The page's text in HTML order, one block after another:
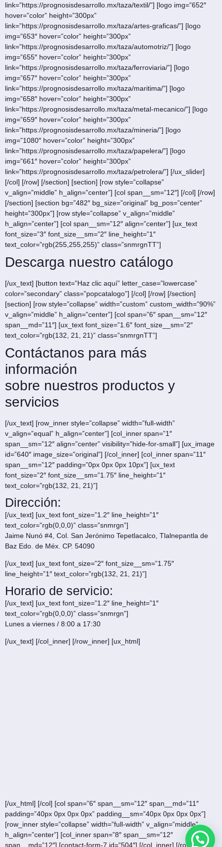
link=”https://prognosisdesarrollo.mx/taza/textil/”] [logo img=”652″
hover=”color” height=”300px”
link=”https://prognosisdesarrollo.mx/taza/artes-graficas/”] [logo
img=”653″ hover=”color” height=”300px”
link=”https://prognosisdesarrollo.mx/taza/automotriz/”] [logo
img=”655″ hover=”color” height=”300px”
link=”https://prognosisdesarrollo.mx/taza/ferroviaria/”] [logo
img=”657″ hover=”color” height=”300px”
link=”https://prognosisdesarrollo.mx/taza/maritima/”] [logo
img=”658″ hover=”color” height=”300px”
link=”https://prognosisdesarrollo.mx/taza/metal-mecanico/”] [logo
img=”659″ hover=”color” height=”300px”
link=”https://prognosisdesarrollo.mx/taza/mineria/”] [logo
img=”1080″ hover=”color” height=”300px”
link=”https://prognosisdesarrollo.mx/taza/papelera/”] [logo
img=”661″ hover=”color” height=”300px”
link=”https://prognosisdesarrollo.mx/taza/petrolera/”] [/ux_slider]
[/col] [/row] [/section] [section] [row style=”collapse”
v_align=”middle” h_align=”center”] [col span__sm=”12″] [/col] [/row]
[/section] [section bg=”482″ bg_size=”original” bg_pos=”center”
height=”300px”] [row style=”collapse” v_align=”middle”
h_align=”center”] [col span__sm=”12″ align=”center”] [ux_text
font_size=”3″ font_size__sm=”2″ line_height=”1″
text_color=”rgb(255,255,255)” class=”snmrgnTT”]
Descarga nuestro catálogo
[/ux_text] [button text=”Haz clic aquí” letter_case=”lowercase”
color=”secondary” class=”popcatalogo”] [/col] [/row] [/section]
[section] [row style=”collapse” width=”custom” custom_width=”90%”
v_align=”middle” h_align=”center”] [col span=”6″ span__sm=”12″
span__md=”11″] [ux_text font_size=”1.6″ font_size__sm=”2″
text_color=”rgb(132, 21, 21)” class=”snmrgnTT”]
Contáctanos para más
información
sobre nuestros productos y
servicios
[/ux_text] [row_inner style=”collapse” width=”full-width”
v_align=”equal” h_align=”center”] [col_inner span=”1″
span__sm=”12″ align=”center” visibility=”hide-for-small”] [ux_image
id=”640″ image_size=”original”] [/col_inner] [col_inner span=”11″
span__sm=”12″ padding=”0px 0px 0px 10px”] [ux_text
font_size=”2″ font_size__sm=”1.75″ line_height=”1″
text_color=”rgb(132, 21, 21)”]
Dirección:
[/ux_text] [ux_text font_size=”1.2″ line_height=”1″
text_color=”rgb(0,0,0)” class=”snmrgn”]
Jaime Nunó #4, Col. San Jerónimo Tepetlacalco, Tlalnepantla de
Baz Edo. de Méx. CP. 54090
[/ux_text] [ux_text font_size=”2″ font_size__sm=”1.75″
line_height=”1″ text_color=”rgb(132, 21, 21)”]
Horario de servicio:
[/ux_text] [ux_text font_size=”1.2″ line_height=”1″
text_color=”rgb(0,0,0)” class=”snmrgn”]
Lunes a viernes / 8:00 a 17:30
[/ux_text] [/col_inner] [/row_inner] [ux_html]
[/ux_html] [/col] [col span=”6″ span__sm=”12″ span__md=”11″
padding=”40px 0px 0px 0px” padding__sm=”40px 0px 0px 0px”]
[row_inner style=”collapse” width=”full-width” v_align=”middle”
h_align=”center”] [col_inner span=”8″ span__sm=”12″
span__md=”12″] [contact-form-7 id=”504″] [/col_inner] [/row_inner]